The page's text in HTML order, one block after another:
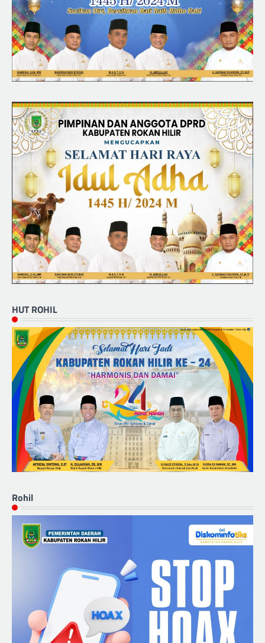
HUT ROHIL
Rohil